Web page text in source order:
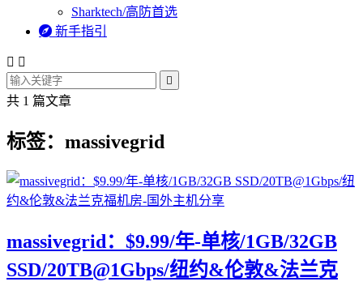
Sharktech/高防首选
 新手指引
 

共 1 篇文章
标签：massivegrid
massivegrid：$9.99/年-单核/1GB/32GB
SSD/20TB@1Gbps/纽约&伦敦&法兰克